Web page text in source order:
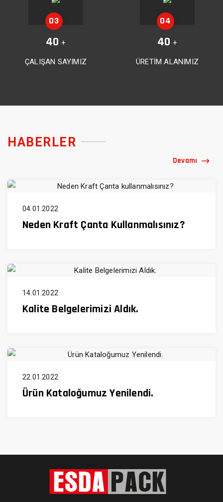
40 +
ÇALIŞAN SAYIMIZ
40 +
ÜRETİM ALANIMIZ
HABERLER
Devamı
04.01.2022
Neden Kraft Çanta Kullanmalısınız?
14.01.2022
Kalite Belgelerimizi Aldık.
22.01.2022
Ürün Kataloğumuz Yenilendi.